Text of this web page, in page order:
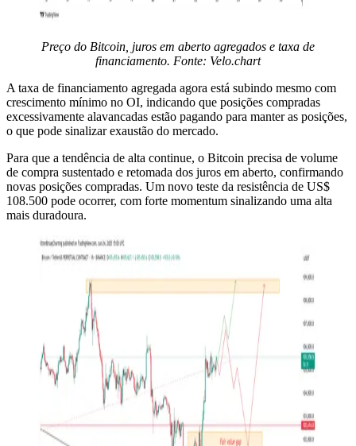
Preço do Bitcoin, juros em aberto agregados e taxa de
financiamento. Fonte: Velo.chart
A taxa de financiamento agregada agora está subindo mesmo com
crescimento mínimo no OI, indicando que posições compradas
excessivamente alavancadas estão pagando para manter as posições,
o que pode sinalizar exaustão do mercado.
Para que a tendência de alta continue, o Bitcoin precisa de volume
de compra sustentado e retomada dos juros em aberto, confirmando
novas posições compradas. Um novo teste da resistência de US$
108.500 pode ocorrer, com forte momentum sinalizando uma alta
mais duradoura.